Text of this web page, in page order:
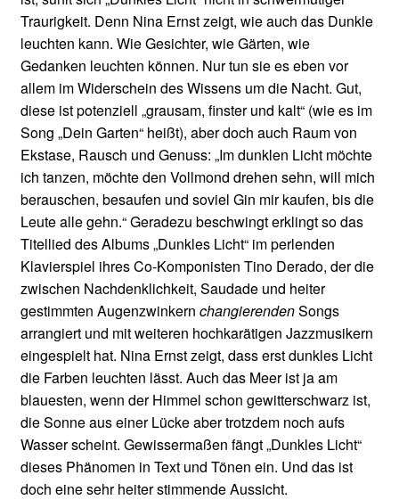
Traurigkeit. Denn Nina Ernst zeigt, wie auch das Dunkle
leuchten kann. Wie Gesichter, wie Gärten, wie
Gedanken leuchten können. Nur tun sie es eben vor
allem im Widerschein des Wissens um die Nacht. Gut,
diese ist potenziell „grausam, finster und kalt“ (wie es im
Song „Dein Garten“ heißt), aber doch auch Raum von
Ekstase, Rausch und Genuss: „Im dunklen Licht möchte
ich tanzen, möchte den Vollmond drehen sehn, will mich
berauschen, besaufen und soviel Gin mir kaufen, bis die
Leute alle gehn.“ Geradezu beschwingt erklingt so das
Titellied des Albums „Dunkles Licht“ im perlenden
Klavierspiel ihres Co-Komponisten Tino Derado, der die
zwischen Nachdenklichkeit, Saudade und heiter
gestimmten Augenzwinkern changierendenSongs
arrangiert und mit weiteren hochkarätigen Jazzmusikern
eingespielt hat. Nina Ernst zeigt, dass erst dunkles Licht
die Farben leuchten lässt. Auch das Meer ist ja am
blauesten, wenn der Himmel schon gewitterschwarz ist,
die Sonne aus einer Lücke aber trotzdem noch aufs
Wasser scheint. Gewissermaßen fängt „Dunkles Licht“
dieses Phänomen in Text und Tönen ein. Und das ist
doch eine sehr heiter stimmende Aussicht.